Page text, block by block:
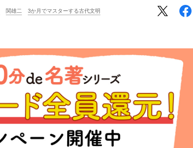
関雄二 3か月でマスターする古代文明